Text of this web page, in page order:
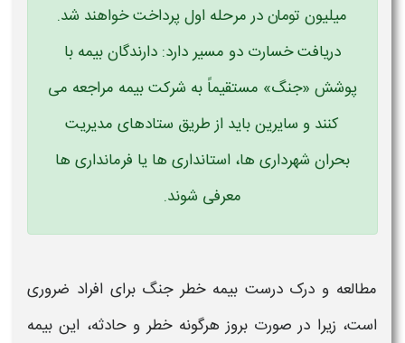
میلیون تومان در مرحله اول پرداخت خواهند شد.
دریافت خسارت دو مسیر دارد: دارندگان بیمه با
پوشش «جنگ» مستقیماً به شرکت بیمه مراجعه می
کنند و سایرین باید از طریق ستادهای مدیریت
بحران شهرداری ها، استانداری ها یا فرمانداری ها
معرفی شوند.
مطالعه و درک درستبیمه خطر جنگ برای افراد ضروری
است، زیرا در صورت بروز هرگونهخطرو حادثه، این بیمه